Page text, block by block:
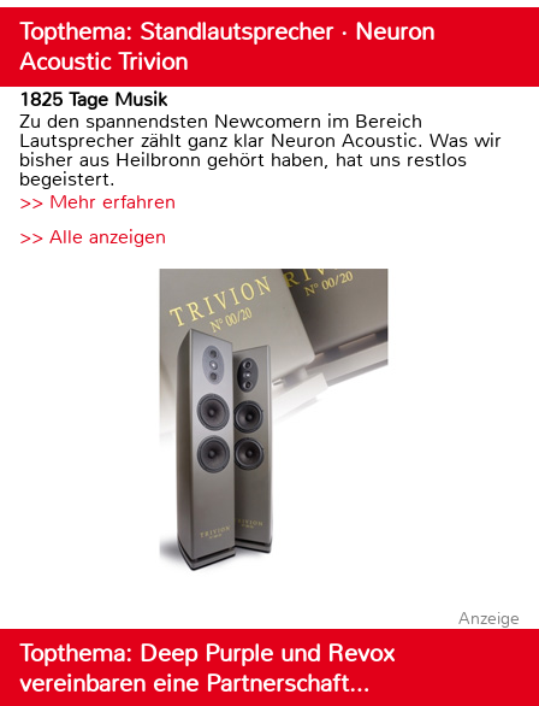
Topthema: Standlautsprecher · Neuron
Acoustic Trivion
1825 Tage Musik
Zu den spannendsten Newcomern im Bereich
Lautsprecher zählt ganz klar Neuron Acoustic. Was wir
bisher aus Heilbronn gehört haben, hat uns restlos
begeistert.
>> Mehr erfahren
>> Alle anzeigen
Anzeige
Topthema: Deep Purple und Revox
vereinbaren eine Partnerschaft…